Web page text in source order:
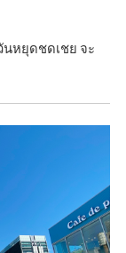
หยุดชดเชย จะ